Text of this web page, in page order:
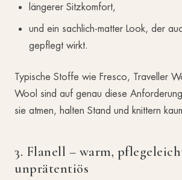
längerer Sitzkomfort,
und ein sachlich-matter Look, der
gepflegt wirkt.
Typische Stoffe wie Fresco, Traveller
Wool sind auf genau diese
sie atmen, halten Stand und knittern
3. Flanell – warm,
unprätentiös